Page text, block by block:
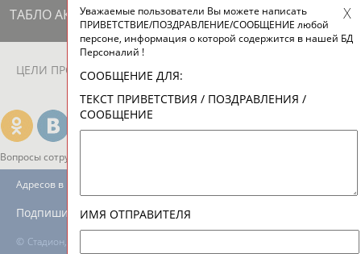
ТАБЛО АКТИВНОСТИ
ЦЕЛИ ПРОЕКТА КОНТАКТЫ
Вопросы сотрудничества и совместной деятельности
© Стадион, 1998-2026
Адресов в новостной рассылке: 996
Подпишись
Уважаемые пользователи Вы можете написать
ПРИВЕТСТВИЕ/ПОЗДРАВЛЕНИЕ/СООБЩЕНИЕ любой
персоне, информация о которой содержится в нашей БД
Персоналий !
СООБЩЕНИЕ ДЛЯ:
ТЕКСТ ПРИВЕТСТВИЯ / ПОЗДРАВЛЕНИЯ /
СООБЩЕНИЕ
ИМЯ ОТПРАВИТЕЛЯ